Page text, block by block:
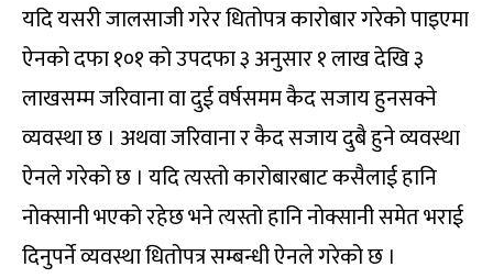
यदि यसरी जालसाजी गरेर धितोपत्र कारोबार गरेको पाइएमा
ऐनको दफा १०१ को उपदफा ३ अनुसार १ लाख देखि ३
लाखसम्म जरिवाना वा दुई वर्षसमम कैद सजाय हुनसक्ने
व्यवस्था छ । अथवा जरिवाना र कैद सजाय दुबै हुने व्यवस्था
ऐनले गरेको छ । यदि त्यस्तो कारोबारबाट कसैलाई हानि
नोक्सानी भएको रहेछ भने त्यस्तो हानि नोक्सानी समेत भराई
दिनुपर्ने व्यवस्था धितोपत्र सम्बन्धी ऐनले गरेको छ ।